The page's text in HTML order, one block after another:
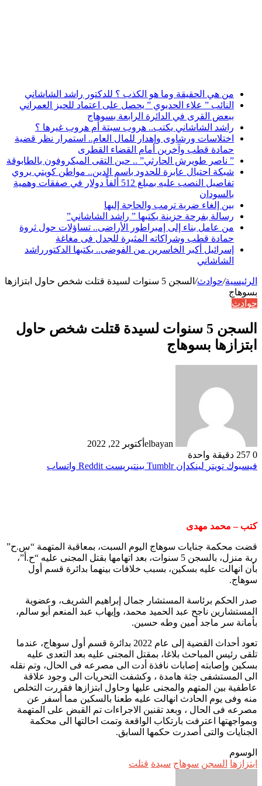
من هي الحقيقة وما هو الكذب ؟ للدكتور راشد الشاشاني
النائب ” علاء الحديوي ” يحصل على اعتماد للحيز العمراني
ببعض القرى في الدائرة الرابعة بسوهاج
راشد الشاشاني يكتب.. هروب سبتة أم هروب غيرها ؟
اختلاسات ورشاوى وإهدار للمال العام.. استمرار نظر قضية
حمادة قطب وآخرين أمام القضاء القطرى
” ناصر طويرش الحارثي” .. حين التقى الميكروفون بالطابوقة
شبكة احتيال عابرة للحدود باسم الدين.. مواطن كويتي يروي
تفاصيل النصب عليه بمبلغ 512 ألفاً دولار في صفقات وهمية
بالسودان
بين إلغاء ضربة ترمب والحاجة إليها
رسالة بفرحة حزينة يكتبها ” راشد الشاشاني”
من عامل بناء إلى إمبراطور الأراضى.. تساؤلات حول ثروة
حمادة قطب وشراكاته المثيرة للجدل فى مغاغة
إسرائيل أكبر الخاسرين من الفوضى.. يكتبها الدكتورراشد
الشاشاني
الرئيسية/حوادث/
السجن 5 سنوات لسيدة قتلت شخص حاول ابتزازها
بسوهاج
حوادث
السجن 5 سنوات لسيدة قتلت شخص حاول
ابتزازها بسوهاج
elbayan أكتوبر 22, 2022
0
دقيقة واحدة
فيسبوك تويتر لينكدإن بينتيريست واتساب
كتب – محمد مهدى
قضت محكمة جنايات سوهاج اليوم السبت، بمعاقبة المتهمة “س.ح”
ربة منزل، بالسجن 5 سنوات، بعد اتهامها بقتل المجنى عليه “ح.أ”،
بأن انهالت عليه بسكين، بسبب خلافات بينهما بدائرة قسم أول
سوهاج.
صدر الحكم برئاسة المستشار جمال إبراهيم الشريف، وعضوية
المستشارين ناجح عبد الحميد محمد، وإيهاب عبد المنعم أبو سالم،
بأمانة سر ماجد أمين وطه حسين.
تعود أحداث القضية إلى عام 2022 بدائرة قسم أول سوهاج، عندما
تلقى رئيس المباحث بلاغا، بمقتل المجنى عليه بعد التعدى عليه
بسكين وإصابته إصابات نافذة أدت الى مصرعه فى الحال، وتم نقله
الى المستشفى جثة هامدة ، وكشفت التحريات الى وجود علاقة
عاطفية بين المتهم والمجنى عليها وحاول ابتزازها فقررت التخلص
منه وفى يوم الحادث انهالت عليه طعنا بالسكين مما أسفر عن
مصرعه فى الحال ، وبعد تقنين الاجراءات تم القبض على المتهمة
وبمواجهتها اعترفت بارتكاب الواقعة وتمت احالتها الى محكمة
الجنايات والتى أصدرت حكمها السابق.
الوسوم
ابتزازها السجن سوهاج سيدة قتلت